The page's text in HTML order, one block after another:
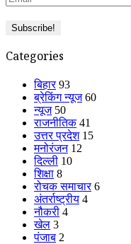
Categories
बिहार 93
ब्रेकिंग न्यूज 60
न्यूज 50
राजनीतिक 41
उत्तर प्रदेश 15
मनोरंजन 12
दिल्ली 10
शिक्षा 8
रोचक समाचार 6
अंतर्राष्ट्रीय 4
नौकरी 4
खेल 3
पंजाब 2